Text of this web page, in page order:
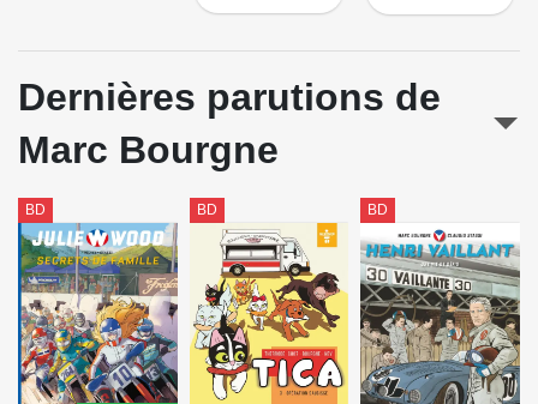
Dernières parutions de
Marc Bourgne
BD BD BD